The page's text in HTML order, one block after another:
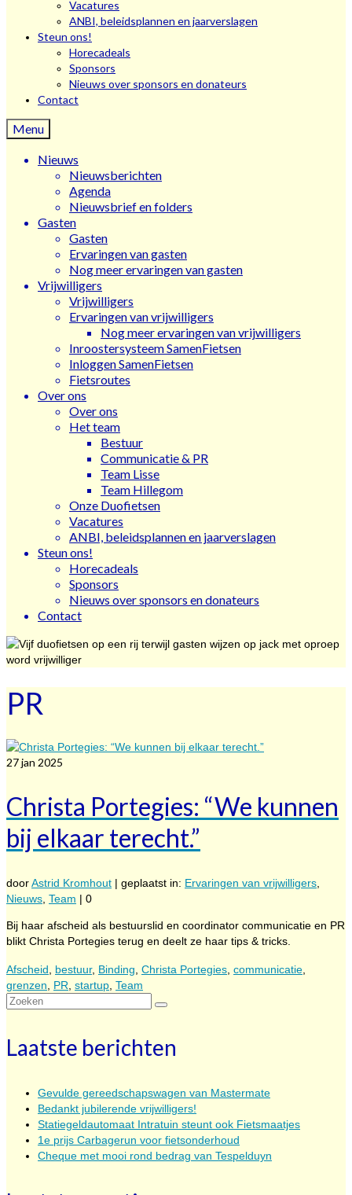
Vacatures
ANBI, beleidsplannen en jaarverslagen
Steun ons!
Horecadeals
Sponsors
Nieuws over sponsors en donateurs
Contact
Menu
Nieuws
Nieuwsberichten
Agenda
Nieuwsbrief en folders
Gasten
Gasten
Ervaringen van gasten
Nog meer ervaringen van gasten
Vrijwilligers
Vrijwilligers
Ervaringen van vrijwilligers
Nog meer ervaringen van vrijwilligers
Inroostersysteem SamenFietsen
Inloggen SamenFietsen
Fietsroutes
Over ons
Over ons
Het team
Bestuur
Communicatie & PR
Team Lisse
Team Hillegom
Onze Duofietsen
Vacatures
ANBI, beleidsplannen en jaarverslagen
Steun ons!
Horecadeals
Sponsors
Nieuws over sponsors en donateurs
Contact
PR
27jan 2025
Christa Portegies: “We kunnen
bij elkaar terecht.”
doorAstrid Kromhout | geplaatst in: Ervaringen van vrijwilligers
Nieuws Team | 0
Bij haar afscheid als bestuurslid en coordinator communicatie en PR
blikt Christa Portegies terug en deelt ze haar tips & tricks.
Afscheid bestuur, Binding Christa Portegies communicatie
grenzen
PR startup Team
Zoeken
Laatste berichten
Gevulde gereedschapswagen van Mastermate
Bedankt jubilerende vrijwilligers!
Statiegeldautomaat Intratuin steunt ook Fietsmaatjes
1e prijs Carbagerun voor fietsonderhoud
Cheque met mooi rond bedrag van Tespelduyn